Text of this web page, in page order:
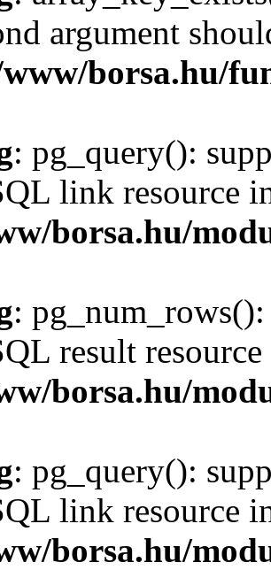
argument
borsa.hu/
: pg_query():
link resource
borsa.hu/
:
result
borsa.hu/
: pg_query():
link resource
borsa.hu/